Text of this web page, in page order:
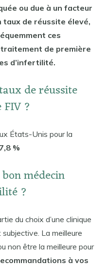
ou due à un facteur
taux de réussite élevé,
ces
de première
d’infertilité.
de réussite
?
États-Unis pour la
%
médecin
?
du choix d’une clinique
La meilleure
non être la meilleure pour
à vos